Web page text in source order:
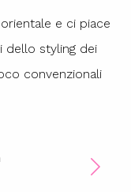
e ci piace
dello styling dei
convenzionali